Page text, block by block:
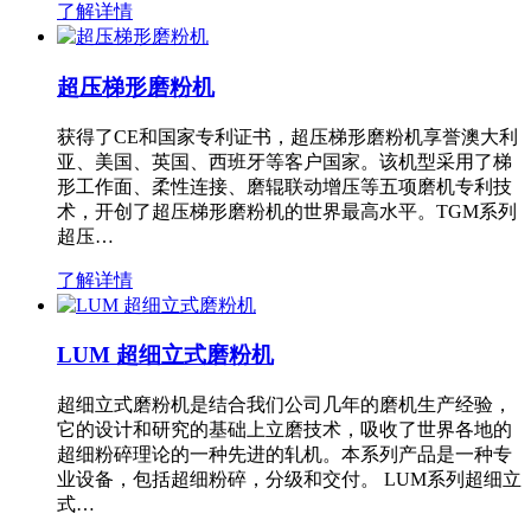
了解详情
超压梯形磨粉机
获得了CE和国家专利证书，超压梯形磨粉机享誉澳大利
亚、美国、英国、西班牙等客户国家。该机型采用了梯
形工作面、柔性连接、磨辊联动增压等五项磨机专利技
术，开创了超压梯形磨粉机的世界最高水平。TGM系列
超压…
了解详情
LUM 超细立式磨粉机
超细立式磨粉机是结合我们公司几年的磨机生产经验，
它的设计和研究的基础上立磨技术，吸收了世界各地的
超细粉碎理论的一种先进的轧机。本系列产品是一种专
业设备，包括超细粉碎，分级和交付。 LUM系列超细立
式…